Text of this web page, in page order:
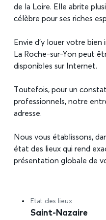
de la Loire. Elle abrite
célèbre pour ses riches
Envie d’y louer votre bien
La Roche-sur-Yon peut
disponibles sur Internet.
Toutefois, pour un
professionnels, notre
adresse.
Nous vous établissons,
état des lieux qui rend
présentation globale de
Etat des lieux
Saint-Nazaire